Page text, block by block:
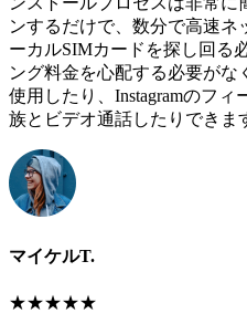
ンするだけで、数分で高速ネ
ーカルSIMカードを探し回る
ング料金を心配する必要がな
使用したり、Instagramのフ
族とビデオ通話したりできま
マイケルT.
★★★★★